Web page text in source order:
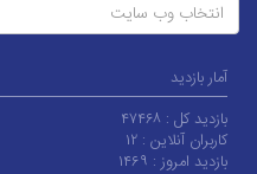
انتخاب وب سایت
آمار بازدید
بازدید کل : ۴۷۴۶۸
کاربران آنلاین : ۱۲
بازدید امروز : ۱۴۶۹